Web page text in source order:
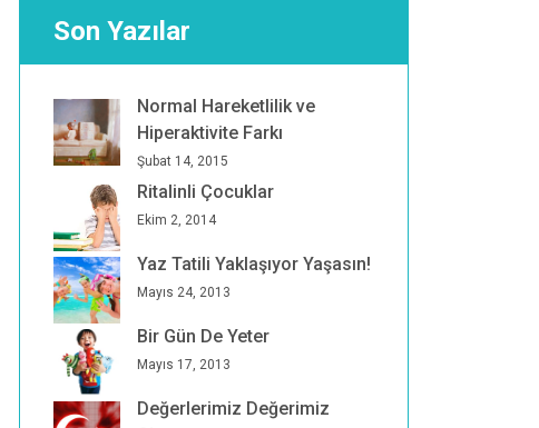
Son Yazılar
Normal Hareketlilik ve
Hiperaktivite Farkı
Şubat 14, 2015
Ritalinli Çocuklar
Ekim 2, 2014
Yaz Tatili Yaklaşıyor Yaşasın!
Mayıs 24, 2013
Bir Gün De Yeter
Mayıs 17, 2013
Değerlerimiz Değerimiz